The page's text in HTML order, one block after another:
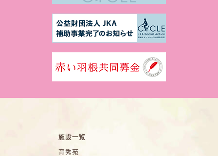
施設一覧
育秀苑